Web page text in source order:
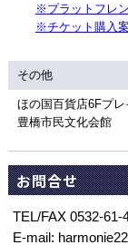
※プラットフレ
※チケット購入
その他
ほの国百貨店6Fプ
豊橋市民文化会館
お問合せ
TEL/FAX 0532-61-
E-mail: